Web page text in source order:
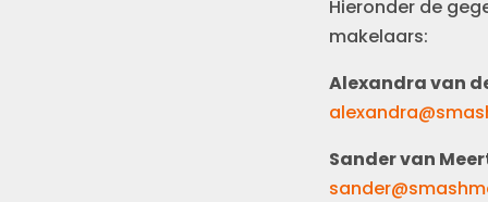
Hieronder de
makelaars:
Alexandra van
Sander van